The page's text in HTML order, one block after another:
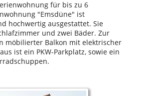
für bis zu 6
"Emsdüne" ist
hochwertig ausgestattet. Sie
und zwei Bäder. Zur
möbilierter Balkon mit elektrischer
ist ein PKW-Parkplatz, sowie ein